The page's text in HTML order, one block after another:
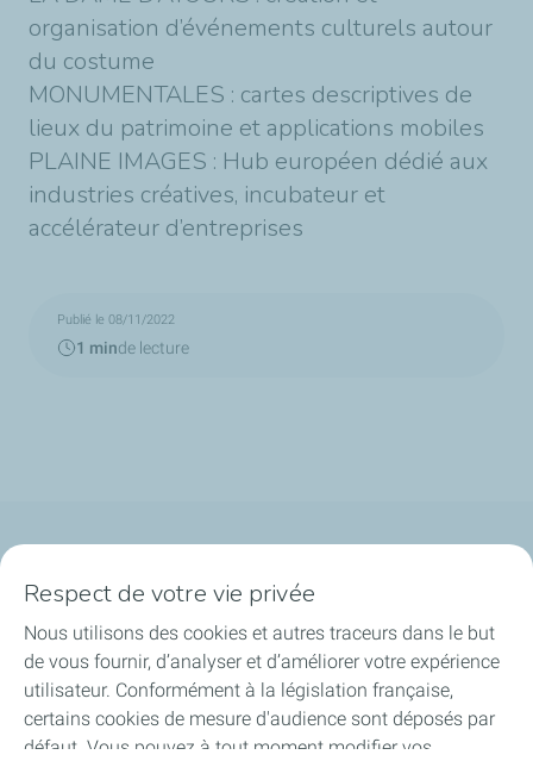
organisation d’événements culturels autour
du costume
MONUMENTALES : cartes descriptives de
lieux du patrimoine et applications mobiles
PLAINE IMAGES : Hub européen dédié aux
industries créatives, incubateur et
accélérateur d’entreprises
Publié le 08/11/2022
1 minde lecture
Notre ancrage territorial
Financer les entreprises
Soutenir les projets industriels
Respect de votre vie privée
Nous utilisons des cookies et autres traceurs dans le but
de vous fournir, d’analyser et d’améliorer votre expérience
utilisateur. Conformément à la législation française,
certains cookies de mesure d'audience sont déposés par
défaut. Vous pouvez à tout moment modifier vos